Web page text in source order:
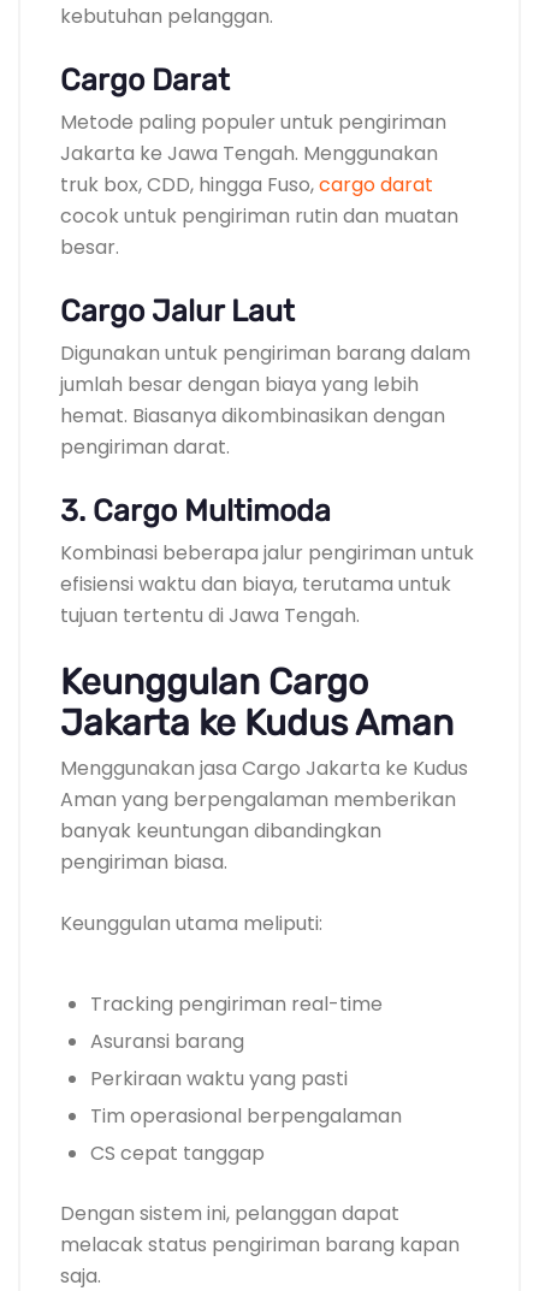
kebutuhan pelanggan.
Cargo Darat
Metode paling populer untuk pengiriman
Jakarta ke Jawa Tengah. Menggunakan
truk box, CDD, hingga Fuso,cargo darat
cocok untuk pengiriman rutin dan muatan
besar.
Cargo Jalur Laut
Digunakan untuk pengiriman barang dalam
jumlah besar dengan biaya yang lebih
hemat. Biasanya dikombinasikan dengan
pengiriman darat.
3. Cargo Multimoda
Kombinasi beberapa jalur pengiriman untuk
efisiensi waktu dan biaya, terutama untuk
tujuan tertentu di Jawa Tengah.
Keunggulan Cargo
Jakarta ke Kudus Aman
Menggunakan jasa Cargo Jakarta ke Kudus
Aman yang berpengalaman memberikan
banyak keuntungan dibandingkan
pengiriman biasa.
Keunggulan utama meliputi:
Tracking pengiriman real-time
Asuransi barang
Perkiraan waktu yang pasti
Tim operasional berpengalaman
CS cepat tanggap
Dengan sistem ini, pelanggan dapat
melacak status pengiriman barang kapan
saja.